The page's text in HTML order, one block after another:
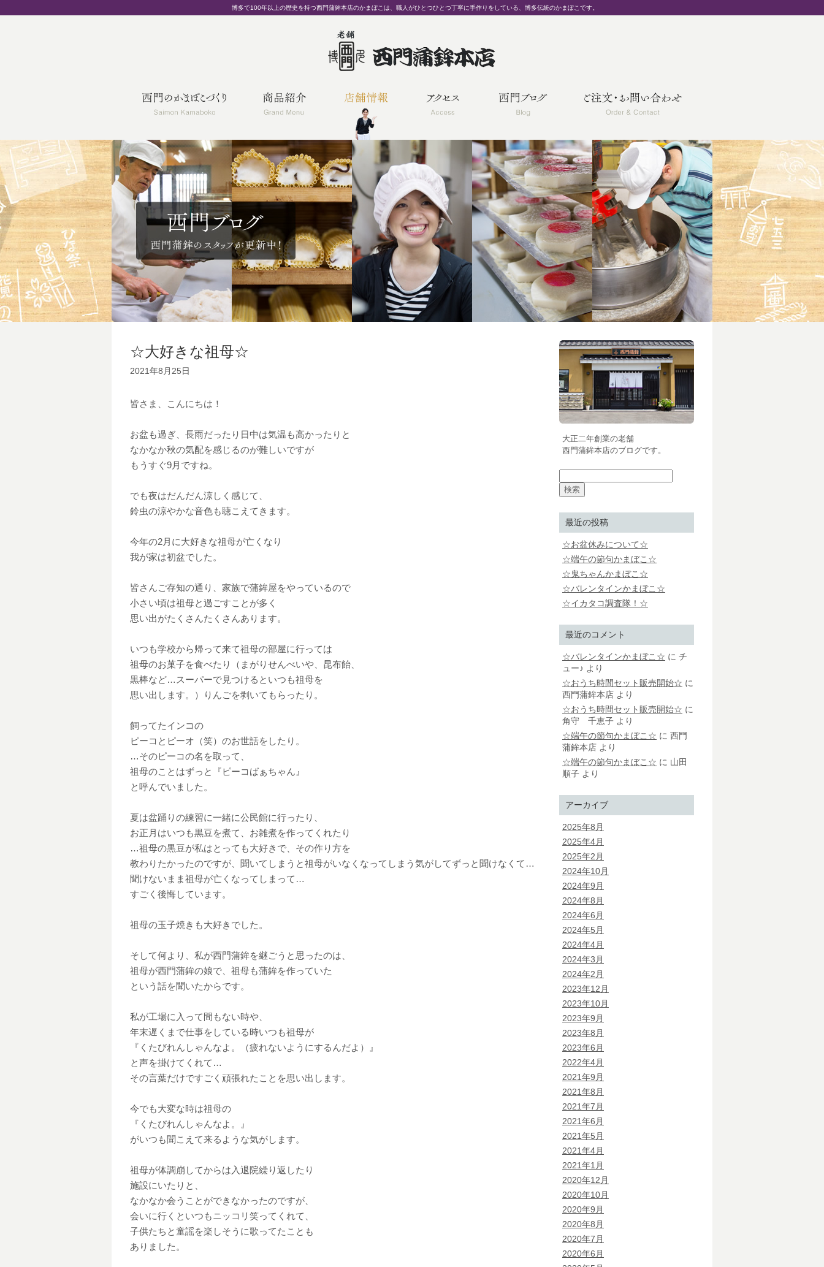
博多で100年以上の歴史を持つ西門蒲鉾本店のかまぼこは、職人がひとつひとつ丁寧に手作りをしている、博多伝統のかまぼこです。
☆大好きな祖母☆
2021年8月25日
皆さま、こんにちは！
お盆も過ぎ、長雨だったり日中は気温も高かったりと
なかなか秋の気配を感じるのが難しいですが
もうすぐ9月ですね。
でも夜はだんだん涼しく感じて、
鈴虫の涼やかな音色も聴こえてきます。
今年の2月に大好きな祖母が亡くなり
我が家は初盆でした。
皆さんご存知の通り、家族で蒲鉾屋をやっているので
小さい頃は祖母と過ごすことが多く
思い出がたくさんたくさんあります。
いつも学校から帰って来て祖母の部屋に行っては
祖母のお菓子を食べたり（まがりせんべいや、昆布飴、
黒棒など…スーパーで見つけるといつも祖母を
思い出します。）りんごを剥いてもらったり。
飼ってたインコの
ピーコとピーオ（笑）のお世話をしたり。
…そのピーコの名を取って、
祖母のことはずっと『ピーコばぁちゃん』
と呼んでいました。
夏は盆踊りの練習に一緒に公民館に行ったり、
お正月はいつも黒豆を煮て、お雑煮を作ってくれたり
…祖母の黒豆が私はとっても大好きで、その作り方を
教わりたかったのですが、聞いてしまうと祖母がいなくなってしまう気がしてずっと聞けなくて…
聞けないまま祖母が亡くなってしまって…
すごく後悔しています。
祖母の玉子焼きも大好きでした。
そして何より、私が西門蒲鉾を継ごうと思ったのは、
祖母が西門蒲鉾の娘で、祖母も蒲鉾を作っていた
という話を聞いたからです。
私が工場に入って間もない時や、
年末遅くまで仕事をしている時いつも祖母が
『くたびれんしゃんなよ。（疲れないようにするんだよ）』
と声を掛けてくれて…
その言葉だけですごく頑張れたことを思い出します。
今でも大変な時は祖母の
『くたびれんしゃんなよ。』
がいつも聞こえて来るような気がします。
祖母が体調崩してからは入退院繰り返したり
施設にいたりと、
なかなか会うことができなかったのですが、
会いに行くといつもニッコリ笑ってくれて、
子供たちと童謡を楽しそうに歌ってたことも
ありました。
大正二年創業の老舗
西門蒲鉾本店のブログです。
最近の投稿
☆お盆休みについて☆
☆端午の節句かまぼこ☆
☆鬼ちゃんかまぼこ☆
☆バレンタインかまぼこ☆
☆イカタコ調査隊！☆
最近のコメント
☆バレンタインかまぼこ☆ に チ
ュー♪ より
☆おうち時間セット販売開始☆ に
西門蒲鉾本店 より
☆おうち時間セット販売開始☆ に
角守 千恵子 より
☆端午の節句かまぼこ☆ に 西門
蒲鉾本店 より
☆端午の節句かまぼこ☆ に 山田
順子 より
アーカイブ
2025年8月
2025年4月
2025年2月
2024年10月
2024年9月
2024年8月
2024年6月
2024年5月
2024年4月
2024年3月
2024年2月
2023年12月
2023年10月
2023年9月
2023年8月
2023年6月
2022年4月
2021年9月
2021年8月
2021年7月
2021年6月
2021年5月
2021年4月
2021年1月
2020年12月
2020年10月
2020年9月
2020年8月
2020年7月
2020年6月